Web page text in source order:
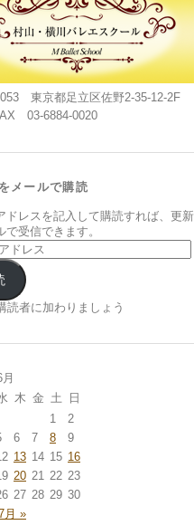
東京都足立区佐野2-35-12-2F
03-6884-0020
メールで購読
ドレスを記入して購読すれば、更新
で受信できます。
読者に加わりましょう
木 金 土
日
1
2
6 7 8
9
13 14 15 16
20 21 22 23
27 28 29 30
月 »